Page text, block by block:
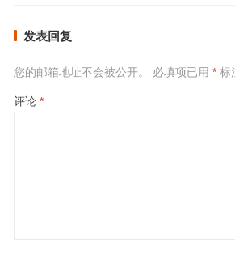
发表回复
您的邮箱地址不会被公开。 必填项已用 *标
评论 *